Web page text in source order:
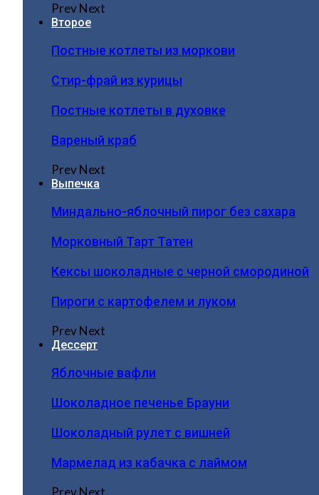
PrevNext
Второе
Постные котлеты из моркови
Стир-фрай из курицы
Постные котлеты в духовке
Вареный краб
PrevNext
Выпечка
Миндально-яблочный пирог без сахара
Морковный Тарт Татен
Кексы шоколадные с черной смородиной
Пироги c картофелем и луком
PrevNext
Дессерт
Яблочные вафли
Шоколадное печенье Брауни
Шоколадный рулет с вишней
Мармелад из кабачка с лаймом
PrevNext